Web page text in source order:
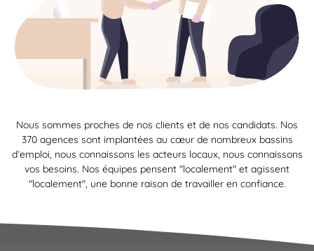
Nous sommes proches de nos clients et de nos candidats. Nos
370 agences sont implantées au cœur de nombreux bassins
d’emploi, nous connaissons les acteurs locaux, nous connaissons
vos besoins. Nos équipes pensent "localement" et agissent
"localement", une bonne raison de travailler en confiance.